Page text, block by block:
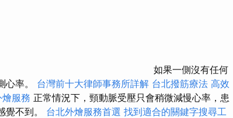
如果一側沒有任何
心率。 台灣前十大律師事務所詳解 台北撥筋療法 高效
服務 正常情況下，頸動脈受壓只會稍微減慢心率，患
覺不到。 台北外燴服務首選 找到適合的關鍵字搜尋工